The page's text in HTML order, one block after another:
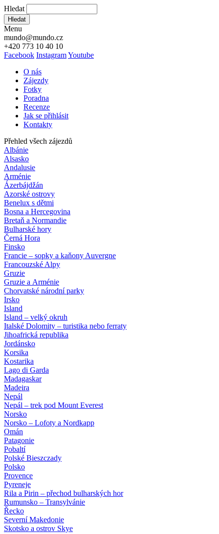
Hledat
Hledat
Menu
mundo@mundo.cz
+420 773 10 40 10
Facebook InstagramYoutube
O nás
Zájezdy
Fotky
Poradna
Recenze
Jak se přihlásit
Kontakty
Přehled všech zájezdů
Albánie
Alsasko
Andalusie
Arménie
Ázerbájdžán
Azorské ostrovy
Benelux s dětmi
Bosna a Hercegovina
Bretaň a Normandie
Bulharské hory
Černá Hora
Finsko
Francie – sopky a kaňony Auvergne
Francouzské Alpy
Gruzie
Gruzie a Arménie
Chorvatské národní parky
Irsko
Island
Island – velký okruh
Italské Dolomity – turistika nebo ferraty
Jihoafrická republika
Jordánsko
Korsika
Kostarika
Lago di Garda
Madagaskar
Madeira
Nepál
Nepál – trek pod Mount Everest
Norsko
Norsko – Lofoty a Nordkapp
Omán
Patagonie
Pobaltí
Polské Bieszczady
Polsko
Provence
Pyreneje
Rila a Pirin – přechod bulharských hor
Rumunsko – Transylvánie
Řecko
Severní Makedonie
Skotsko a ostrov Skye